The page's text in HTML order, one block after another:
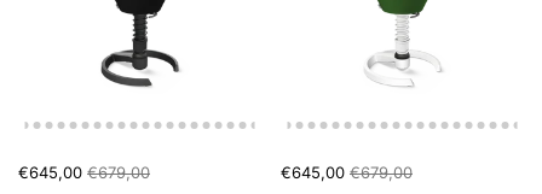
€645,00 €679,00 €645,00 €679,00